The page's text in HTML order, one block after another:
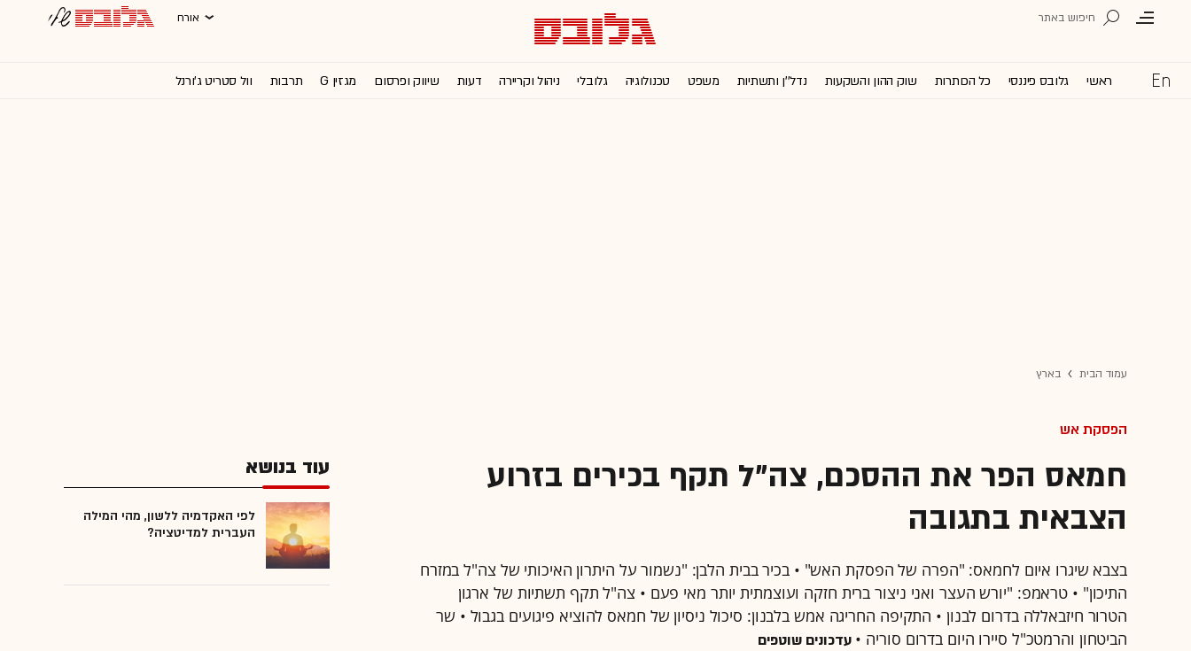
אורח
ראשי גלובס פיננסי כל הכותרות שוק ההון והשקעות נדל''ן ותשתיות משפט טכנולוגיה גלובלי ניהול וקריירה דעות שיווק ופרסום מגזין G תרבות וול סטריט ג'ורנל
עמוד הבית בארץ
הפסקת אש
חמאס הפר את ההסכם, צה"ל תקף בכירים בזרוע
הצבאית בתגובה
בצבא שיגרו איום לחמאס: "הפרה של הפסקת האש" • בכיר בבית הלבן: "נשמור על היתרון האיכותי של צה"ל במזרח
התיכון" • טראמפ: "יורש העצר ואני ניצור ברית חזקה ועוצמתית יותר מאי פעם • צה"ל תקף תשתיות של ארגון
הטרור חיזבאללה בדרום לבנון • התקיפה החריגה אמש בלבנון: סיכול ניסיון של חמאס להוציא פיגועים בגבול • שר
הביטחון והרמטכ"ל סיירו היום בדרום סוריה •עדכונים שוטפים
עוד בנושא
לפי האקדמיה ללשון, מהי המילה
העברית למדיטציה?